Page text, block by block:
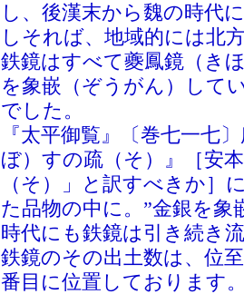
し、後漢末から魏の時代
しそれば、地域的には北
鉄鏡はすべて夔鳳鏡（き
を象嵌（ぞうがん）して
でした。
『太平御覧』〔巻七一七
ぼ）すの疏（そ）』［安
（そ）」と訳すべきか］
た品物の中に。”金銀を
時代にも鉄鏡は引き続き
鉄鏡のその出土数は、位
番目に位置しております